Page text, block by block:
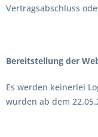
Vertragsabschluss
Bereitstellung der
Es werden keinerlei
wurden ab dem